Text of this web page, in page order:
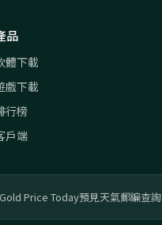
品
體下載
戲下載
行榜
戶端
Gold Price Today預見天氣郵編查詢